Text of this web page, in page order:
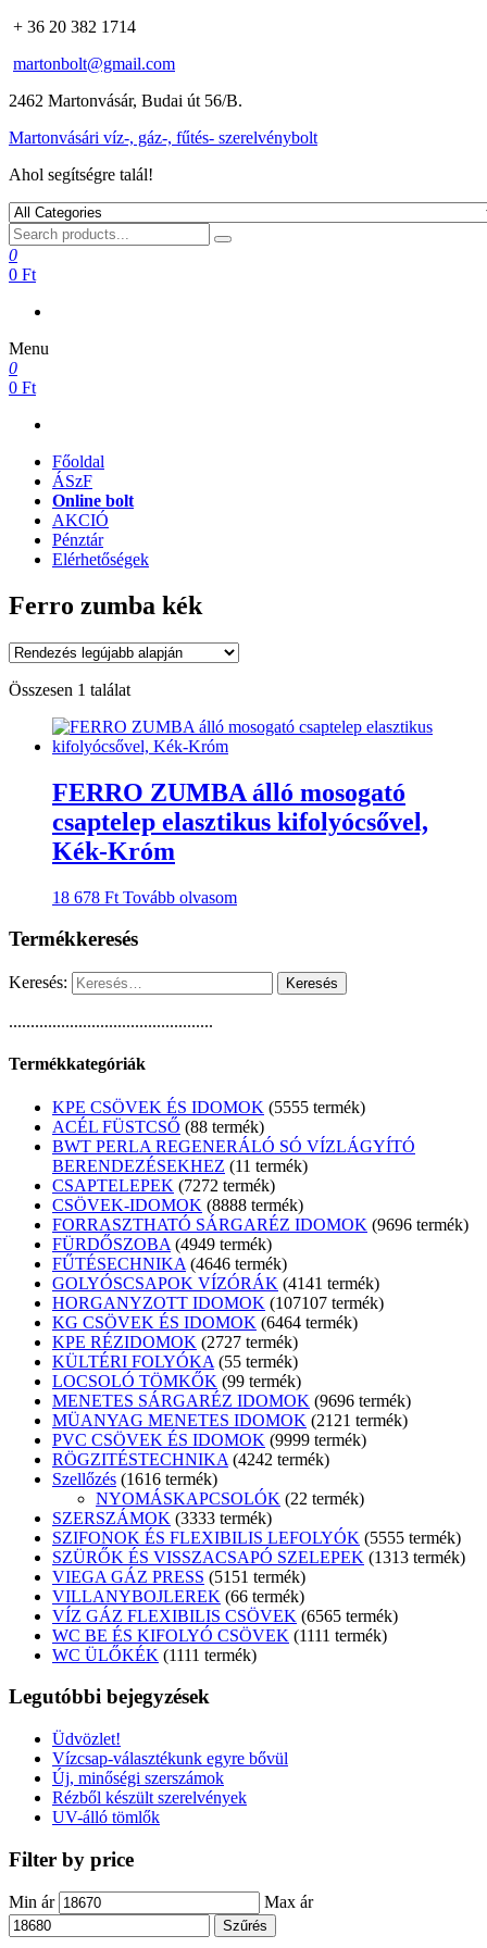
+ 36 20 382 1714
martonbolt@gmail.com
2462 Martonvásár, Budai út 56/B.
Martonvásári víz-, gáz-, fűtés- szerelvénybolt
Ahol segítségre talál!
0
0 Ft
Menu
0
0 Ft
Főoldal
ÁSzF
Online bolt
AKCIÓ
Pénztár
Elérhetőségek
Ferro zumba kék
Összesen 1 találat
FERRO ZUMBA álló mosogató
csaptelep elasztikus kifolyócsővel,
Kék-Króm
18 678 Ft Tovább olvasom
Termékkeresés
Keresés:
...............................................
Termékkategóriák
KPE CSÖVEK ÉS IDOMOK 5555 termék
ACÉL FÜSTCSŐ 88 termék
BWT PERLA REGENERÁLÓ SÓ VÍZLÁGYÍTÓ
BERENDEZÉSEKHEZ
11 termék
CSAPTELEPEK
7272 termék
CSÖVEK-IDOMOK 8888 termék
FORRASZTHATÓ SÁRGARÉZ IDOMOK 9696 termék
FÜRDŐSZOBA 4949 termék
FŰTÉSECHNIKA 4646 termék
GOLYÓSCSAPOK VÍZÓRÁK 4141 termék
HORGANYZOTT IDOMOK
107107 termék
KG CSÖVEK ÉS IDOMOK 6464 termék
KPE RÉZIDOMOK
2727 termék
KÜLTÉRI FOLYÓKA
55 termék
LOCSOLÓ TÖMKŐK 99 termék
MENETES SÁRGARÉZ IDOMOK 9696 termék
MÜANYAG MENETES IDOMOK
21 21 termék
PVC CSÖVEK ÉS IDOMOK 9999 termék
RÖGZITÉSTECHNIKA 4242 termék
Szellőzés 1616 termék
NYOMÁSKAPCSOLÓK
22 termék
SZERSZÁMOK 3333 termék
SZIFONOK ÉS FLEXIBILIS LEFOLYÓK
5555 termék
SZÜRŐK ÉS VISSZACSAPÓ SZELEPEK
1313 termék
VIEGA GÁZ PRESS
51 51 termék
VILLANYBOJLEREK 66 termék
VÍZ GÁZ FLEXIBILIS CSÖVEK 6565 termék
WC BE ÉS KIFOLYÓ CSÖVEK
1111 termék
WC ÜLŐKÉK
1111 termék
Legutóbbi bejegyzések
Üdvözlet!
Vízcsap-választékunk egyre bővül
Új, minőségi szerszámok
Rézből készült szerelvények
UV-álló tömlők
Filter by price
Min ár Max ár
Szűrés